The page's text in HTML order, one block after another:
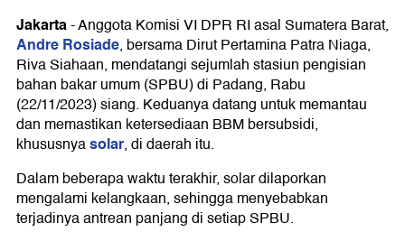
Jakarta-Anggota Komisi VI DPR RI asal Sumatera Barat,
Andre Rosiade, bersama Dirut Pertamina Patra Niaga,
Riva Siahaan, mendatangi sejumlah stasiun pengisian
bahan bakar umum (SPBU) di Padang, Rabu
(22/11/2023) siang. Keduanya datang untuk memantau
dan memastikan ketersediaan BBM bersubsidi,
khususnyasolar, di daerah itu.
Dalam beberapa waktu terakhir, solar dilaporkan
mengalami kelangkaan, sehingga menyebabkan
terjadinya antrean panjang di setiap SPBU.